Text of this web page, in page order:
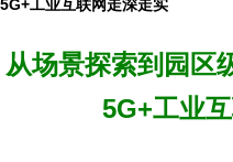
5G+工业互联网走深走实
从场景探索到园区
5G+工业